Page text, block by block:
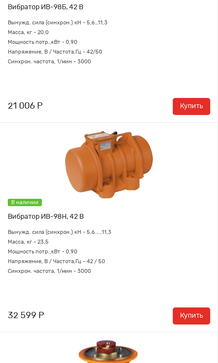
Вибратор ИВ-98Б, 42 В
Вынужд. сила (синхрон.) кН - 5,6…11,3
Масса, кг - 20,0
Мощность потр.,кВт - 0,90
Напряжение, В / Частота,Гц - 42/50
Синхрон. частота, 1/мин - 3000
21 006 Р Купить
В наличии
Вибратор ИВ-98Н, 42 В
Вынужд. сила (синхрон.) кН - 5,6.....11,3
Масса, кг - 23,5
Мощность потр.,кВт - 0,90
Напряжение, В / Частота,Гц - 42 / 50
Синхрон. частота, 1/мин - 3000
32 599 Р Купить